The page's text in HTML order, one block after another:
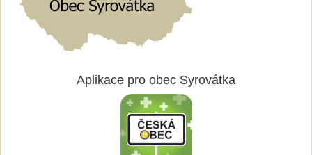
Aplikace pro obec Syrovátka